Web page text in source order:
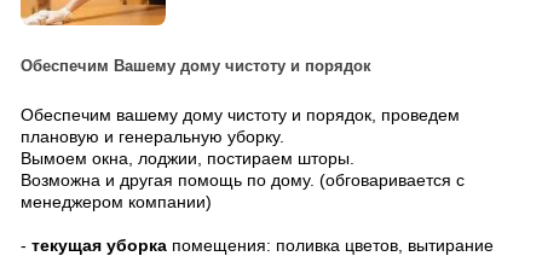
Обеспечим Вашему дому чистоту и порядок
Обеспечим вашему дому чистоту и порядок, проведем
плановую и генеральную уборку.
Вымоем окна, лоджии, постираем шторы.
Возможна и другая помощь по дому. (обговаривается с
менеджером компании)
- текущая уборка помещения: поливка цветов, вытирание